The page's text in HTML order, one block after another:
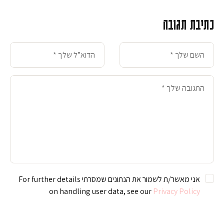
כתיבת תגובה
אני מאשר/ת לשמור את הנתונים שמסרתי For further details
on handling user data, see our Privacy Policy